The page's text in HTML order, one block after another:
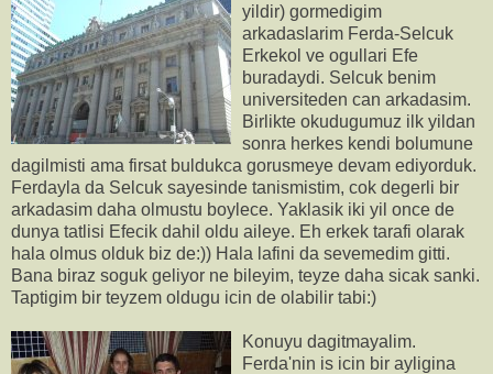
yildir) gormedigim
arkadaslarim Ferda-Selcuk
Erkekol ve ogullari Efe
buradaydi. Selcuk benim
universiteden can arkadasim.
Birlikte okudugumuz ilk yildan
sonra herkes kendi bolumune
dagilmisti ama firsat buldukca gorusmeye devam ediyorduk.
Ferdayla da Selcuk sayesinde tanismistim, cok degerli bir
arkadasim daha olmustu boylece. Yaklasik iki yil once de
dunya tatlisi Efecik dahil oldu aileye. Eh erkek tarafi olarak
hala olmus olduk biz de:)) Hala lafini da sevemedim gitti.
Bana biraz soguk geliyor ne bileyim, teyze daha sicak sanki.
Taptigim bir teyzem oldugu icin de olabilir tabi:)
Konuyu dagitmayalim.
Ferda'nin is icin bir ayligina